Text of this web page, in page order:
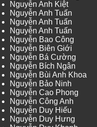
Nguyễn Anh Kiệt
Nguyễn Anh Tuấn
Nguyễn Anh Tuấn
Nguyễn Anh Tuấn
Nguyễn Bao Công
Nguyễn Biên Giới
Nguyễn Bá Cường
Nguyễn Bích Ngân
Nguyễn Bùi Anh Khoa
Nguyễn Bảo Ninh
Nguyễn Cao Phong
Nguyễn Công Anh
Nguyễn Duy Hiếu
Nguyễn Duy Hưng